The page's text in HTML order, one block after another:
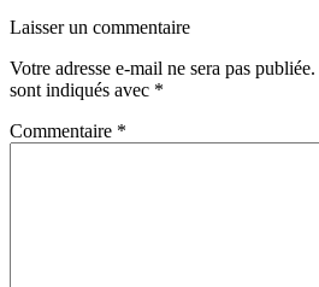
Laisser un commentaire
Votre adresse e-mail ne sera pas publiée.
sont indiqués avec *
Commentaire *